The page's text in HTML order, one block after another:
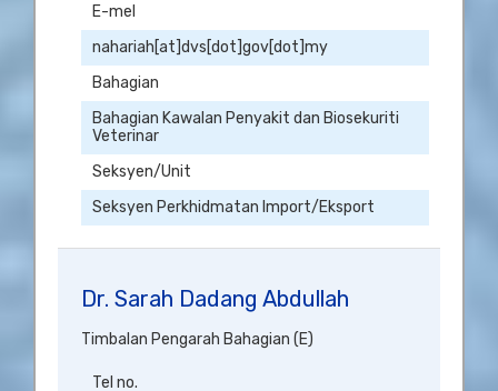
E-mel
nahariah[at]dvs[dot]gov[dot]my
Bahagian
Bahagian Kawalan Penyakit dan Biosekuriti
Veterinar
Seksyen/Unit
Seksyen Perkhidmatan Import/Eksport
Dr. Sarah Dadang Abdullah
Timbalan Pengarah Bahagian (E)
Tel no.